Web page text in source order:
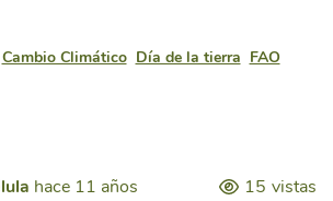
Cambio Climático Día de la tierra FAO
hace 11 años 15 vistas